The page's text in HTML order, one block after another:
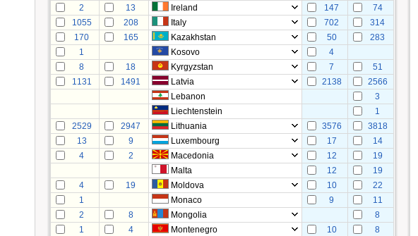
2
13 Ireland 147
74
1055
208 Italy 702
314
170
165 Kazakhstan 50
283
1
Kosovo
4
8
18 Kyrgyzstan 7
51
1131
1491 Latvia 2138
2566
Lebanon
3
Liechtenstein
1
2529
2947 Lithuania 3576
3818
13
9 Luxembourg 17
14
4
2 Macedonia 12
19
Malta
12
19
4
19 Moldova 10
22
1
Monaco 9
11
2
8 Mongolia
8
1
4 Montenegro 10
8